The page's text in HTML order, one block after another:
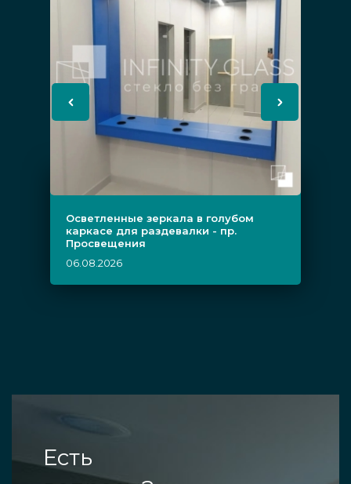
Осветленные зеркала в голубом
каркасе для раздевалки - пр.
Просвещения
06.08.2026
Есть